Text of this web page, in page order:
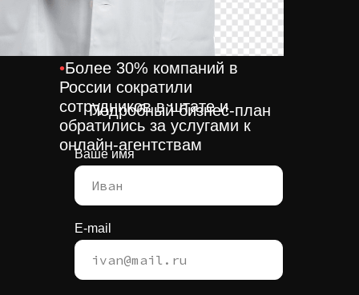
для цифровизации своего
бизнеса
•Более 30% компаний в
России сократили
сотрудников в штате и
обратились за услугами к
онлайн-агентствам
Ваше имя
E-mail
Подробный бизнес-план